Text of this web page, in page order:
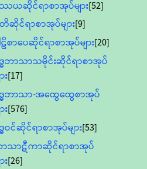
ယဆိုင်ရာစာအုပ်များ[52]
ဆိုင်ရာစာအုပ်များ[9]
ဠိစာပေဆိုင်ရာစာအုပ်များ[20]
ဓဘာသာသမိုင်းဆိုင်ရာစာအုပ်
း[17]
ဓဘာသာ-အထွေထွေစာအုပ်
း[576]
ဓဝင်ဆိုင်ရာစာအုပ်များ[53]
သာဋီကာဆိုင်ရာစာအုပ်
း[26]